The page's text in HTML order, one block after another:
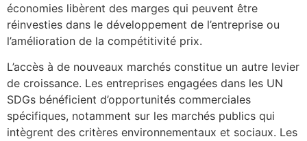
économies libèrent des marges qui peuvent être
réinvesties dans le développement de l’entreprise ou
l’amélioration de la compétitivité prix.
L’accès à de nouveaux marchés constitue un autre levier
de croissance. Les entreprises engagées dans les UN
SDGs bénéficient d’opportunités commerciales
spécifiques, notamment sur les marchés publics qui
intègrent des critères environnementaux et sociaux. Les